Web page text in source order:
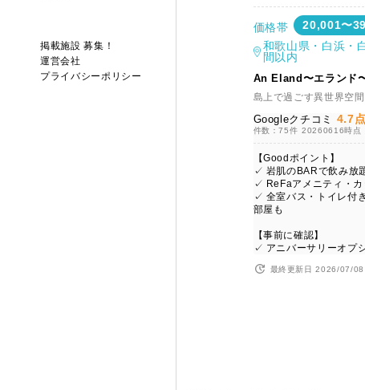
掲載施設 募集！
運営会社
プライバシーポリシー
価格帯
20,001〜
和歌山県・白浜・
間以内
An Eland〜エランド
島上で過ごす異世界空間
Googleクチコミ 4.7点
件数：75件 20260616時点
【Goodポイント】
✓ 岩肌のBARで飲み放
✓ ReFaアメニティ・カ
✓ 全室バス・トイレ付
部屋も
【事前に確認】
✓ アニバーサリーオプ
最終更新日 2026/07/08